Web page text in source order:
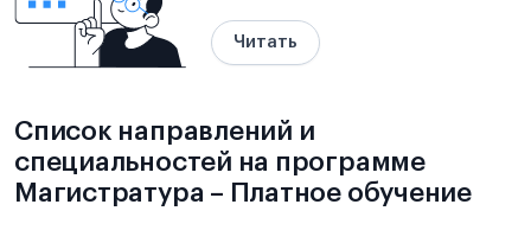
Читать
Список направлений и
специальностей на программе
Магистратура – Платное обучение